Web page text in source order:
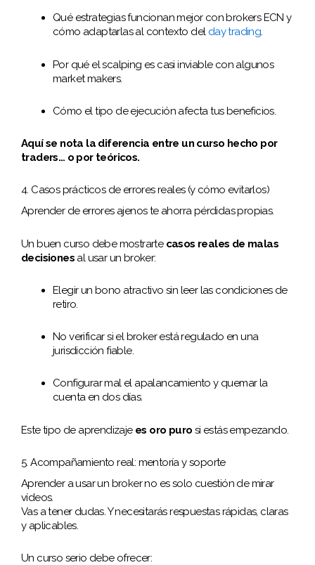
Qué estrategias funcionan mejor con brokers ECN y
cómo adaptarlas al contexto del day trading.
Por qué el scalping es casi inviable con algunos
market makers.
Cómo el tipo de ejecución afecta tus beneficios.
Aquí se nota la diferencia entre un curso hecho por
traders… o por teóricos.
4. Casos prácticos de errores reales (y cómo evitarlos)
Aprender de errores ajenos te ahorra pérdidas propias.
Un buen curso debe mostrarte casos reales de malas
decisiones al usar un broker:
Elegir un bono atractivo sin leer las condiciones de
retiro.
No verificar si el broker está regulado en una
jurisdicción fiable.
Configurar mal el apalancamiento y quemar la
cuenta en dos días.
Este tipo de aprendizaje es oro puro si estás empezando.
5. Acompañamiento real: mentoría y soporte
Aprender a usar un broker no es solo cuestión de mirar
vídeos.
Vas a tener dudas. Y necesitarás respuestas rápidas, claras
y aplicables.
Un curso serio debe ofrecer: